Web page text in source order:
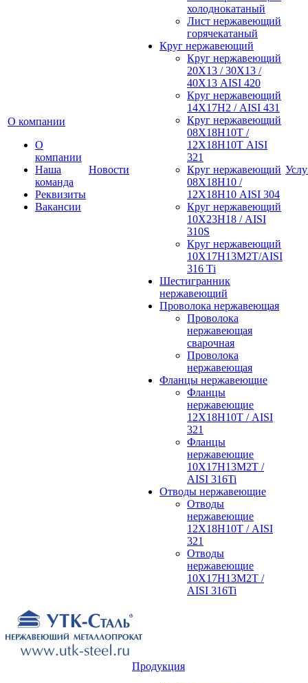
О компании
О
компании
Наша
команда
Реквизиты
Вакансии
Новости
холоднокатаный
Лист нержавеющий
горячекатаный
Круг нержавеющий
Круг нержавеющий
20Х13 / 30Х13 /
40Х13 AISI 420
Круг нержавеющий
14Х17Н2 / AISI 431
Круг нержавеющий
08Х18Н10Т /
12Х18Н10Т AISI
321
Круг нержавеющий
08Х18Н10 /
12Х18Н10 AISI 304
Круг нержавеющий
10Х23Н18 / AISI
310S
Круг нержавеющий
10Х17Н13М2Т/AISI
316 Тi
Шестигранник
нержавеющий
Проволока нержавеющая
Проволока
нержавеющая
сварочная
Проволока
нержавеющая
Фланцы нержавеющие
Фланцы
нержавеющие
12Х18Н10Т / AISI
321
Фланцы
нержавеющие
10Х17Н13М2Т /
AISI 316Ti
Отводы нержавеющие
Отводы
нержавеющие
12Х18Н10Т / AISI
321
Отводы
нержавеющие
10Х17Н13М2Т /
AISI 316Ti
Продукция